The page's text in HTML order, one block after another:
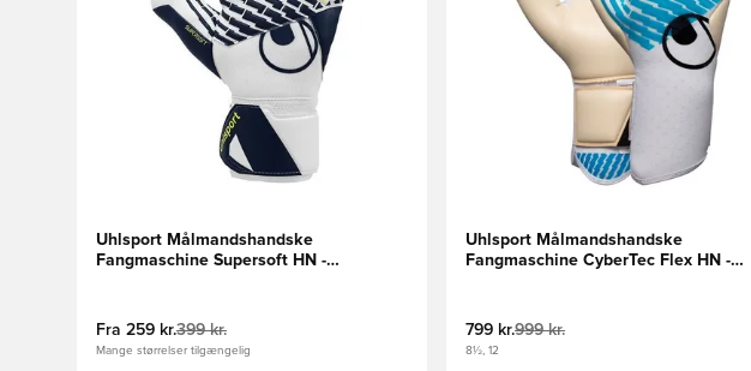
Uhlsport Målmandshandske
Fangmaschine Supersoft HN -
Fra 259 kr.399 kr.
Mange størrelser tilgængelig
Uhlsport Målmandshandske
Fangmaschine CyberTec Flex HN -
799 kr.999 kr.
8½, 12